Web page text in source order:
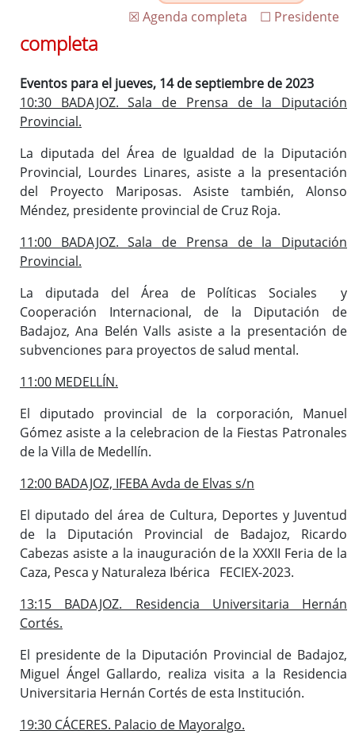
☐ Presidente
☒ Agenda completa
completa
Eventos para el jueves, 14 de septiembre de 2023
10:30 BADAJOZ. Sala de Prensa de la Diputación
Provincial.
La diputada del Área de Igualdad de la Diputación
Provincial, Lourdes Linares, asiste a la presentación
del Proyecto Mariposas. Asiste también, Alonso
Méndez, presidente provincial de Cruz Roja.
11:00 BADAJOZ. Sala de Prensa de la Diputación
Provincial.
La diputada del Área de Políticas Sociales y
Cooperación Internacional, de la Diputación de
Badajoz, Ana Belén Valls asiste a la presentación de
subvenciones para proyectos de salud mental.
11:00 MEDELLÍN.
El diputado provincial de la corporación, Manuel
Gómez asiste a la celebracion de la Fiestas Patronales
de la Villa de Medellín.
12:00 BADAJOZ, IFEBA Avda de Elvas s/n
El diputado del área de Cultura, Deportes y Juventud
de la Diputación Provincial de Badajoz, Ricardo
Cabezas asiste a la inauguración de la XXXII Feria de la
Caza, Pesca y Naturaleza Ibérica FECIEX-2023.
13:15 BADAJOZ. Residencia Universitaria Hernán
Cortés.
El presidente de la Diputación Provincial de Badajoz,
Miguel Ángel Gallardo, realiza visita a la Residencia
Universitaria Hernán Cortés de esta Institución.
19:30 CÁCERES. Palacio de Mayoralgo.